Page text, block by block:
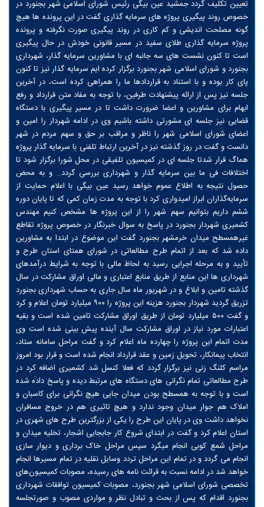
تعیین تکلیف گردد جمشید عین بیگی رئیس شورای اسلامی شهر بجنورد در
خصوص روند پیگیری پروژه‌ های سرمایه گذاری گفت در این پرونده ها هیچ
گونه مصلحت اندیشی و کم کاری در روند پیگیری صورت نگرفته و پرونده
پروژه سرمایه گذاری طلای سفید در مسیر قانونی خودش در حال پیگیری
است تا کنون نشست های سه جانبه ای با مشاورین سرمایه گذار، شهرداری
بجنورد و شورای اسلامی شهر بجنورد برگزار کرده ایم سرمایه گذار نیز تا کنون
پای کار بوده و با استناد به قراردادها ما را همراهی کرده است، در آخرین
جلسه نیز پس از ارائه پیشنهادت طرفین، با توجه به مفاد متن قرارداد و رفع
ابهام برای مشاورین و اعضا ضرورت داشت تا در مسیر پیگیری با دستگاه
قضایی نیز جلسه ای مشورتی داشته باشیم وی در ادامه شهردار را امین و
اعضای شورای اسلامی شهر را ناظر و مراقب بر حق و سهم مردم در شهر
دانست و گفت در روز گذشته نیز در آخرین ارتباط تلفنی با سرمایه گذار پروژه
هماگ قرار شدتا جلسه ای در کمیسیون تلفیقی در محل شورا برگزار شود تا
اختلافات فی ما بین سرمایه گذار و شهرداری بررسی گردد.. و به محض
حصول نتیجه به اطلاع عموم خواهد رسید عین بیگی با اعلام حمایت از
سرمایه‌گذاران ابراز امیدواری کرد با توجه به مدت زمان کمی که تا پایان دوره
ششم داریم بتوانیم سهم شهر را از این پروژه ها مشخص کنیم مهندس
کشمیری شهردار بجنورد در پاسخ به سوال خبرنگار در خصوص پروژه تقاطع
غیرهمسطح میدان خرمشهر بجنورد گفت این موضوع در ابتدا به مشاورین
داده شد که بعد از اتمام طرح مطالعاتی در شورای همتای استان طرح و
تأیید و به مرحله اجرایی رسید به لحاظ مالی با توجه به شرایط درآمدهای
شهرداری ها این منابع از طریق منابع اعتباری و مالی اوراق مشارکت در سال
گذشته تامین و ابلاغ و در شهریور ماه سال جاری به حساب شهرداری بجنورد
تزریق گردید شهردار بجنورد هزینه این پروژه را ۹۰۰ میلیارد تومان اعلام و کرد
و گفت ۵۰۰ میلیارد تومان از طریق اوراق مشارکت تامین شده است و بقیه
اعتبارات مورد نیاز در اوراق مشارکت سال آینده پیش بینی شده است وی
مدت اتمام این پروژه را چهارده ماه اعلام کرد و گفت مراحل سامانه ستاد،
انتخاب پیمانکار، تحویل زمین و عقد قرارداد انجام شده است و قرار بود امروز
مراسم کلنگ زنی نیز برگزار گردد که فعلا کنسل شد کشمیری اضافه کرد در
طرح مطالعاتی تمام نگرانی های دستگاه های مرتبط دیده و پاسخ داده شده
است و با توجه به همسطح بودن میدان جایی هیچ نگرانی برای کاسبان و
املاک هم جوار میدان وجود ندارد و هیچ تاثیری هم در خروج مسافران
نخواهد داشت وی در پایان این طرح را یکی از بزرگترین طرح های شهری در
استان اعلام کرد و گفت در ابتدای شروع کار جابجایی اشجار، تخلیه میدان و
مراحل شمع کوبی انجام میگرد سپس مراحل خاک برداری و دیوار سازی
انجام می گردد و در تمام این مراحل تردد وسایل نقلیه در تمام مسیرها انجام
خواهد شد در ادامه نسبت به قرائت نامه های رسیده، مصوبات کمیسیون‌های
تخصصی شورای اسلامی شهر بجنورد، مصوبات کمیسیون توافقات شهرداری
بجنورد اقدام که پس از بحث و تبادل نظر و مواردی مصوب و صورتجلسه